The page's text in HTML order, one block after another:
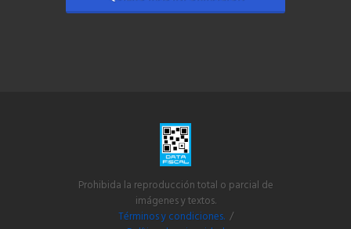
Prohibida la reproducción total o parcial de
imágenes y textos.
Términos y condiciones. /